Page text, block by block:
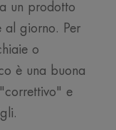
un prodotto
al giorno. Per
o
è una buona
e